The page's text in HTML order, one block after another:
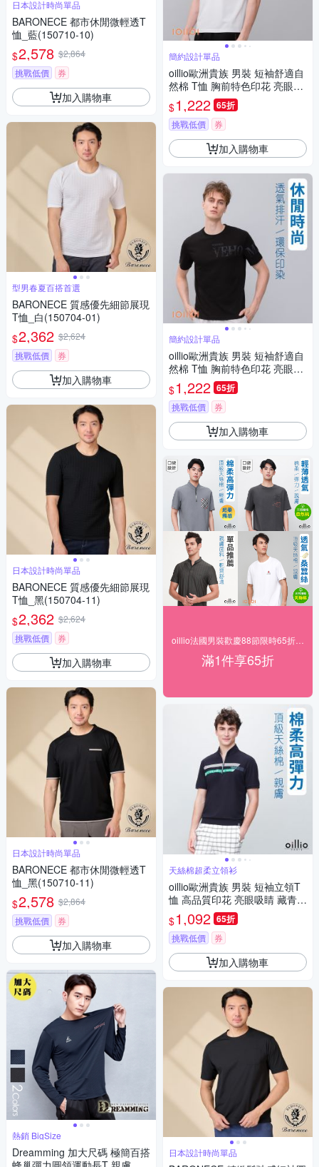
日本設計時尚單品
BARONECE 都市休閒微輕透T
恤_藍(150710-10)
$2,578 $2,864
挑戰低價
券
加入購物車
型男春夏百搭首選
BARONECE 質感優先細節展現
T恤_白(150704-01)
$2,362 $2,624
挑戰低價
券
加入購物車
日本設計時尚單品
BARONECE 質感優先細節展現
T恤_黑(150704-11)
$2,362 $2,624
挑戰低價
券
加入購物車
日本設計時尚單品
BARONECE 都市休閒微輕透T
恤_黑(150710-11)
$2,578 $2,864
挑戰低價
券
加入購物車
熱銷 BigSize
Dreamming 加大尺碼 極簡百搭
簡約設計單品
oillio歐洲貴族 男裝 短袖舒適自
然棉 T恤 胸前特色印花 亮眼吸
睛 白色 法國品牌
$1,222 65折
挑戰低價 券
加入購物車
簡約設計單品
oillio歐洲貴族 男裝 短袖舒適自
然棉 T恤 胸前特色印花 亮眼吸
睛 黑色 法國品牌
$1,222 65折
挑戰低價 券
加入購物車
滿1件享65折
天絲棉超柔立領衫
oillio歐洲貴族 男裝 短袖立領T
恤 高品質印花 亮眼吸睛 藏青色
法國品牌 有大尺碼
$1,092 65折
挑戰低價 券
加入購物車
日本設計時尚單品